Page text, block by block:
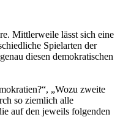
Mittlerweile lässt sich eine
Spielarten der
diesen demokratischen
„Wozu zweite
so ziemlich alle
auf den jeweils folgenden